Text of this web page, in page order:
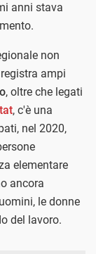
anni stava
non
ampi
, oltre che legati
, c'è una
nel 2020,
elementare
ancora
le donne
del lavoro.